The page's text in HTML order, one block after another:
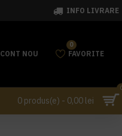
INFO LIVRARE
CONT NOU FAVORITE
0
0 produs(e) - 0,00 lei